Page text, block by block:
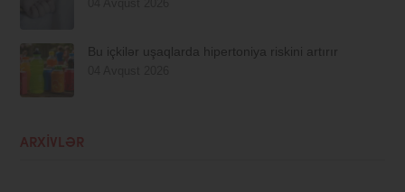
Bu içkilər uşaqlarda hipertoniya riskini artırır
ARXIVLƏR